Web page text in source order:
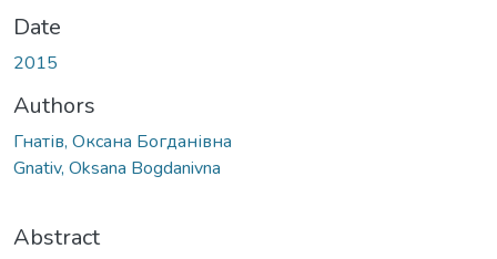
Date
2015
Authors
Гнатів, Оксана Богданівна
Gnativ, Oksana Bogdanivna
Abstract